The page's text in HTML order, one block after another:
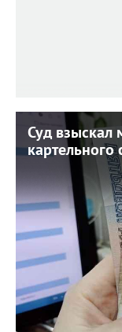
Суд взыскал
картельного
Суд
7 августа 2026 г. 11:33
В